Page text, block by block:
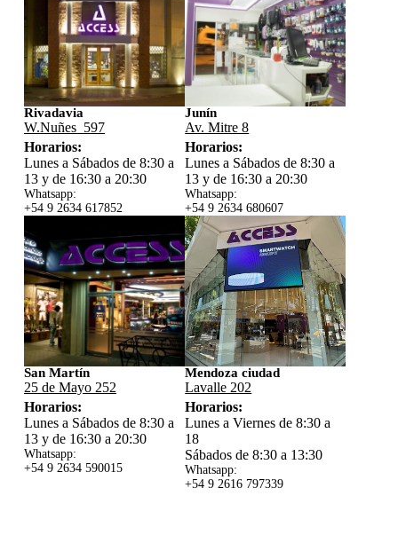
Rivadavia
W.Nuñes 597
Horarios:
Lunes a Sábados de 8:30 a
13 y de 16:30 a 20:30
Whatsapp:
+54 9 2634 617852
Junín
Av. Mitre 8
Horarios:
Lunes a Sábados de 8:30 a
13 y de 16:30 a 20:30
Whatsapp:
+54 9 2634 680607
San Martín
25 de Mayo 252
Horarios:
Lunes a Sábados de 8:30 a
13 y de 16:30 a 20:30
Whatsapp:
+54 9 2634 590015
Mendoza ciudad
Lavalle 202
Horarios:
Lunes a Viernes de 8:30 a
18
Sábados de 8:30 a 13:30
Whatsapp:
+54 9 2616 797339